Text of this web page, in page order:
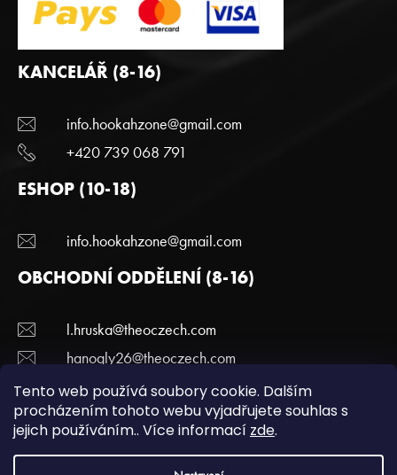
Tento web používá soubory cookie. Dalším
procházením tohoto webu vyjadřujete souhlas s
jejich používáním.. Více informací zde.
KANCELÁŘ (8-16)
info.hookahzone@gmail.com
+420 739 068 791
ESHOP (10-18)
info.hookahzone@gmail.com
OBCHODNÍ ODDĚLENÍ (8-16)
l.hruska@theoczech.com
hanogly26@theoczech.com
+420 774 395 836